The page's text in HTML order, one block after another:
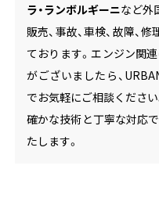
ラ・ランボルギーニなど外
販売、事故、車検、故障、
ております。エンジン関
がございましたら、
でお気軽にご相談ください
確かな技術と丁寧な対応
たします。